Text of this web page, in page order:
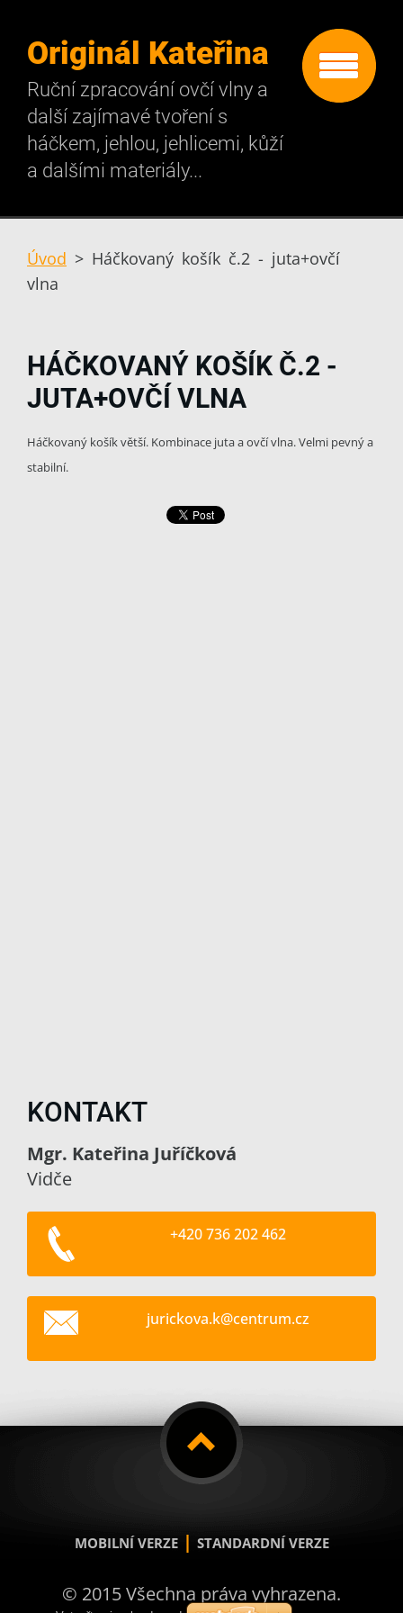
Originál Kateřina
Ruční zpracování ovčí vlny a
další zajímavé tvoření s
háčkem, jehlou, jehlicemi, kůží
a dalšími materiály...
Úvod > Háčkovaný košík č.2 - juta+ovčí
vlna
HÁČKOVANÝ KOŠÍK Č.2 -
JUTA+OVČÍ VLNA
Háčkovaný košík větší. Kombinace juta a ovčí vlna. Velmi pevný a
stabilní.
KONTAKT
Mgr. Kateřina Juříčková
Vidče
+420 736 202 462
jurickova.k@centrum.cz
MOBILNÍ VERZE | STANDARDNÍ VERZE
© 2015 Všechna práva vyhrazena.